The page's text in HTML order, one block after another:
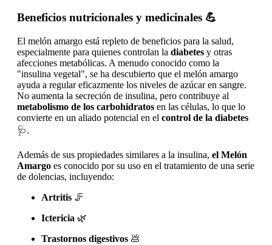
Beneficios nutricionales y medicinales 💪
El melón amargo está repleto de beneficios para la salud,
especialmente para quienes controlan la diabetes y otras
afecciones metabólicas. A menudo conocido como la
"insulina vegetal", se ha descubierto que el melón amargo
ayuda a regular eficazmente los niveles de azúcar en sangre.
No aumenta la secreción de insulina, pero contribuye al
metabolismo de los carbohidratos en las células, lo que lo
convierte en un aliado potencial en el control de la diabetes
🩺.
Además de sus propiedades similares a la insulina, el Melón
Amargo es conocido por su uso en el tratamiento de una serie
de dolencias, incluyendo:
Artritis 🦵
Ictericia 🌿
Trastornos digestivos 💩